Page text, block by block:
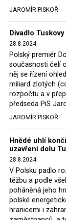
firmy Firesta
nejlevnější.
brutto).
Délka nově
kilometry.
Prameny:
Růst
prodeje
Tržby
tehdejší
místopředseda
Hołownia,
tomuto
Rozhodnutí
německé, české
představit, že
Bodnar. Musel
Stále jsou totiž
že důl i
polského
se svými
tisíc lidí. Navíc
souvisí dalších
regionu.
Rozhodnutí
JAROMÍR PISKOŘ
Divadlo
28.8.2024
Polský premiér
současnosti čelí
něj se řízení
miliard zlotých
rozpočtu a v
předseda PiS
JAROMÍR PISKOŘ
Hnědé uhlí
uzavření dolu
28.8.2024
V Polsku padlo
těžbu a podle
poháněná jeho
polské
hranicemi i